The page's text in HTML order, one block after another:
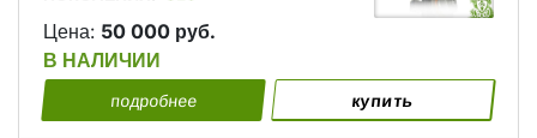
Цена: 50 000 руб.
В НАЛИЧИИ
подробнее купить